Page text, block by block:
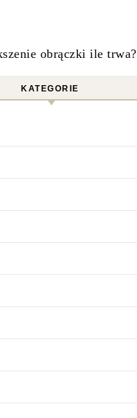
obrączki ile trwa?
KATEGORIE